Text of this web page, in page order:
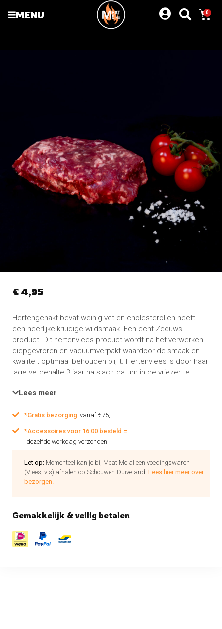
MENU 0
€ 4,95
Hertengehakt bevat weinig vet en cholesterol en heeft
een heerlijke kruidige wildsmaak. Een echt Zeeuws
product. Dit hertenvlees product wordt na het verwerken
diepgevroren en vacuümverpakt waardoor de smaak en
kwaliteit optimaal behouden blijft. Hertenvlees is door haar
lage vetgehalte 3 jaar na slachtdatum in de vriezer te
Lees meer
*Gratis bezorging vanaf €75,-
*Accessoires voor 16:00 besteld =
dezelfde werkdag verzonden!
Let op: Momenteel kan je bij Meat Me alleen voedingswaren
(Vlees, vis) afhalen op Schouwen-Duiveland. Lees hier meer over
bezorgen.
Gemakkelijk & veilig betalen